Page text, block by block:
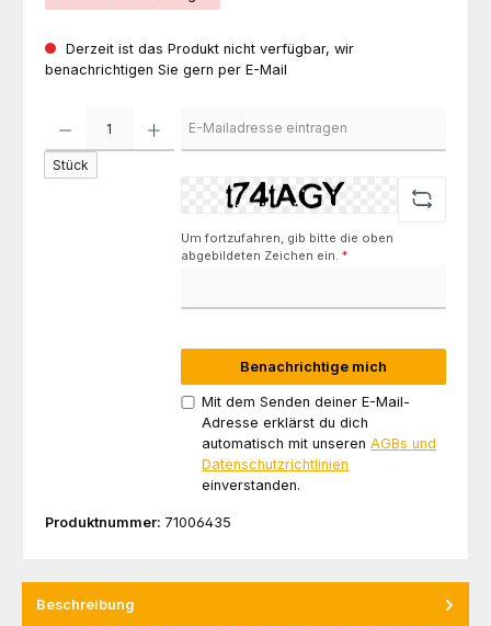
Derzeit ist das Produkt nicht verfügbar, wir
benachrichtigen Sie gern per E-Mail
Stück
Um fortzufahren, gib bitte die oben
abgebildeten Zeichen ein.*
Benachrichtige mich
Mit dem Senden deiner E-Mail-
Adresse erklärst du dich
automatisch mit unserenAGBs und
Datenschutzrichtlinien
einverstanden.
Produktnummer: 71006435
Beschreibung